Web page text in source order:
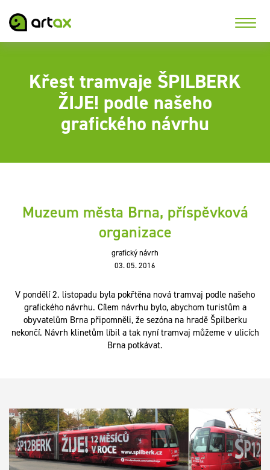
Křest tramvaje ŠPILBERK
ŽIJE! podle našeho
grafického návrhu
Muzeum města Brna, příspěvková
organizace
grafický návrh
03. 05. 2016
V pondělí 2. listopadu byla pokřtěna nová tramvaj podle našeho
grafického návrhu. Cílem návrhu bylo, abychom turistům a
obyvatelům Brna připomněli, že sezóna na hradě Špilberku
nekončí. Návrh klinetům líbil a tak nyní tramvaj můžeme v ulicích
Brna potkávat.